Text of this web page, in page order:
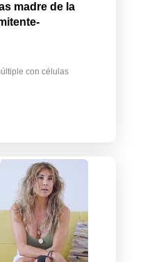
madre de la
con células